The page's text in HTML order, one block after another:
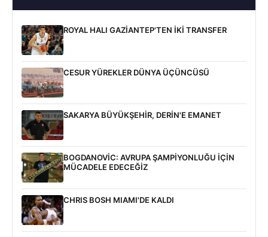
ROYAL HALI GAZİANTEP'TEN İKİ TRANSFER
CESUR YÜREKLER DÜNYA ÜÇÜNCÜSÜ
SAKARYA BÜYÜKŞEHİR, DERİN'E EMANET
BOGDANOVİC: AVRUPA ŞAMPİYONLUĞU İÇİN
MÜCADELE EDECEĞİZ
CHRIS BOSH MIAMI'DE KALDI